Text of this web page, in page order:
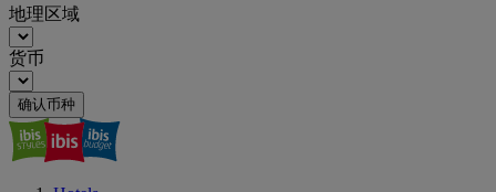
地理区域
货币
确认币种